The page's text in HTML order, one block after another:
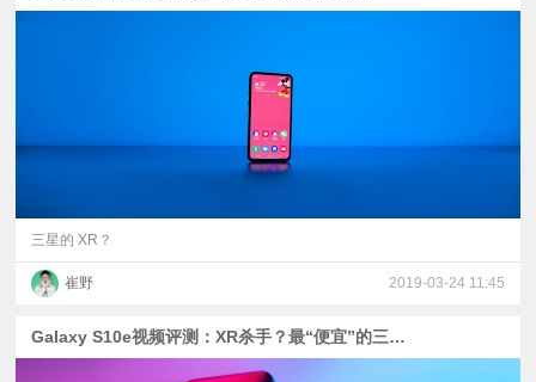
三星的 XR？
崔野 2019-03-24 11:45
Galaxy S10e视频评测：XR杀手？最“便宜”的三星旗舰实力如何？